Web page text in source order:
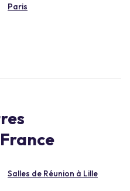
Paris
Salles de Réunion à Lille